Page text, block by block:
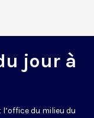
jour à
du milieu du